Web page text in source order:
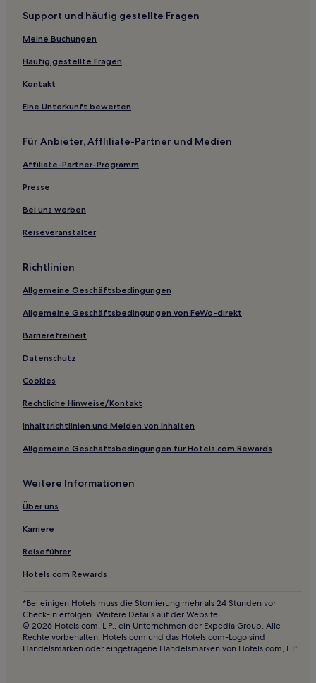
Mauny Hotels
Region von Yvetot: Hotels
Hotels nahe Weihnachtsmarkt von Rouen
Vironvay Hotels
Critot Hotels
Saint-Arnoult Hotels
Le Héron Hotels
Saint-Martin-Osmonville Hotels
Seine-Maritime Département: Hotels
Porte-De-Seine Hotels
Métropole Rouen Normandie: Hotels
Hotels nahe Saint Sever
Roumare Hotels
Eslettes Hotels
Saint-Étienne-Du-Rouvray Hotels
Seine Eure: Hotels
Vassonville Hotels
Le Bec-Thomas Hotels
Montaure Hotels
Sotteville-Sous-Le-Val Hotels
Écouis Hotels
Vibeuf Hotels
Bouquetot Hotels
Caumont Hotels
Saint-Victor-L'abbaye Hotels
Lyons Andelle: Hotels
Hotels nahe Bahnhof
Lisors Hotels
Support und häufig gestellte Fragen
Meine Buchungen
Häufig gestellte Fragen
Kontakt
Eine Unterkunft bewerten
Für Anbieter, Affliliate-Partner und Medien
Affiliate-Partner-Programm
Presse
Bei uns werben
Reiseveranstalter
Richtlinien
Allgemeine Geschäftsbedingungen
Allgemeine Geschäftsbedingungen von FeWo-direkt
Barrierefreiheit
Datenschutz
Cookies
Rechtliche Hinweise/Kontakt
Inhaltsrichtlinien und Melden von Inhalten
Allgemeine Geschäftsbedingungen für Hotels.com Rewards
Weitere Informationen
Über uns
Karriere
Reiseführer
Hotels.com Rewards
*Bei einigen Hotels muss die Stornierung mehr als 24 Stunden vor
Check-in erfolgen. Weitere Details auf der Website.
© 2026 Hotels.com, L.P., ein Unternehmen der Expedia Group. Alle
Rechte vorbehalten. Hotels.com und das Hotels.com-Logo sind
Handelsmarken oder eingetragene Handelsmarken von Hotels.com, L.P.